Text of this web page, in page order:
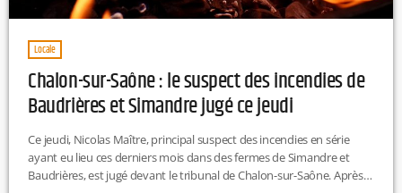
Locale
Chalon-sur-Saône : le suspect des incendies de
Baudrières et Simandre jugé ce jeudi
Ce jeudi, Nicolas Maître, principal suspect des incendies en série
ayant eu lieu ces derniers mois dans des fermes de Simandre et
Baudrières, est jugé devant le tribunal de Chalon-sur-Saône. Après